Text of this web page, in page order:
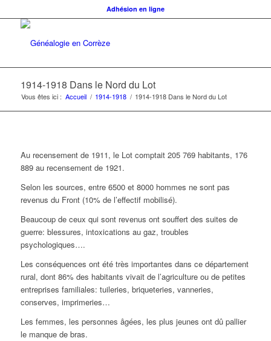
Adhésion en ligne
1914-1918 Dans le Nord du Lot
Vous êtes ici : Accueil / 1914-1918 / 1914-1918 Dans le Nord du Lot
Au recensement de 1911, le Lot comptait 205 769 habitants, 176
889 au recensement de 1921.
Selon les sources, entre 6500 et 8000 hommes ne sont pas
revenus du Front (10% de l’effectif mobilisé).
Beaucoup de ceux qui sont revenus ont souffert des suites de
guerre: blessures, intoxications au gaz, troubles
psychologiques….
Les conséquences ont été très importantes dans ce département
rural, dont 86% des habitants vivait de l’agriculture ou de petites
entreprises familiales: tuileries, briqueteries, vanneries,
conserves, imprimeries…
Les femmes, les personnes âgées, les plus jeunes ont dû pallier
le manque de bras.